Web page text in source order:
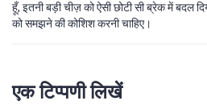
हूँ, इतनी बड़ी चीज़ को ऐसी छोटी सी ब्रेक में बदल
को समझने की कोशिश करनी चाहिए।
एक टिप्पणी लिखें